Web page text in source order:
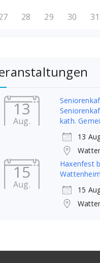
28 29 30 31
13
Aug.
kath.
13
15
Aug.
Haxenfest
Wattenheim
15